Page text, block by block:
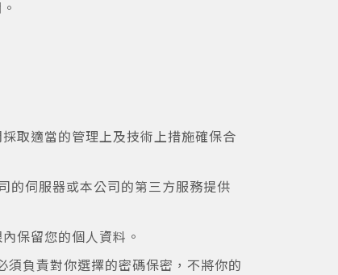
取適當的管理上及技術上措施確保合
的伺服器或本公司的第三方服務提供
保留您的個人資料。
負責對你選擇的密碼保密，不將你的